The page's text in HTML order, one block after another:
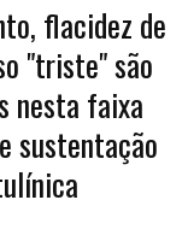
flacidez de
"triste" são
nesta faixa
sustentação